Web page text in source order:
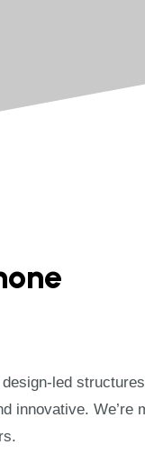
led
innovative. We’re